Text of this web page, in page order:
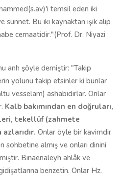
temsil eden iki
sünnet. Bu iki kaynaktan ışık alıp
cemaatidir."(Prof. Dr. Niyazi
anh şöyle demiştir: "Takip
yolunu takip etsinler ki bunlar
vesselam) ashabıdırlar. Onlar
Kalb bakımından en doğruları,
tekellüf (zahmete
Onlar öyle bir kavimdir
sohbetine almış ve onları dinini
Binaenaleyh ahlâk ve
benzetin. Onlar Hz.